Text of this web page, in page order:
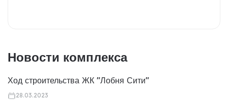
Новости комплекса
Ход строительства ЖК "Лобня Сити"
28.03.2023